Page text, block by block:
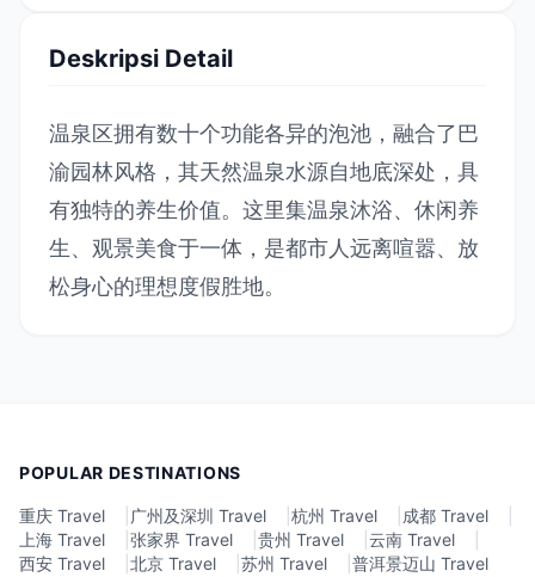
Deskripsi Detail
温泉区拥有数十个功能各异的泡池，融合了巴
渝园林风格，其天然温泉水源自地底深处，具
有独特的养生价值。这里集温泉沐浴、休闲养
生、观景美食于一体，是都市人远离喧嚣、放
松身心的理想度假胜地。
POPULAR DESTINATIONS
重庆 Travel 广州及深圳 Travel 杭州 Travel 成都 Travel
上海 Travel
张家界 Travel 贵州 Travel 云南 Travel
西安 Travel
北京 Travel 苏州 Travel 普洱景迈山 Travel